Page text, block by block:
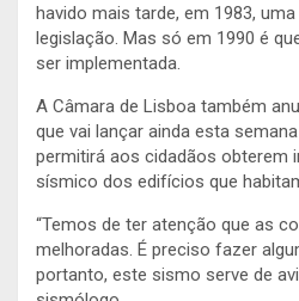
havido mais tarde, em 1983,
legislação. Mas só em 1990 é
ser implementada.
A Câmara de Lisboa também
que vai lançar ainda esta
permitirá aos cidadãos obterem
sísmico dos edifícios que
“Temos de ter atenção que as
melhoradas. É preciso fazer
portanto, este sismo serve de